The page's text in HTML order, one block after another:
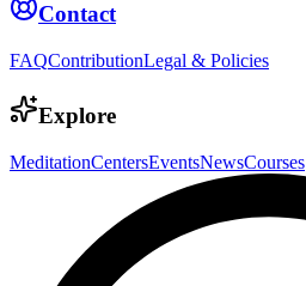
Contact
FAQContributionLegal & Policies
Explore
MeditationCentersEventsNewsCourses